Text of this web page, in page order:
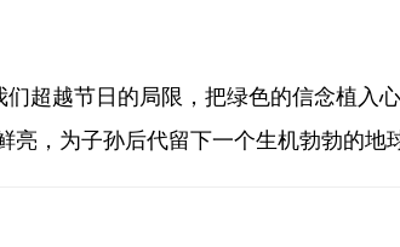
越节日的局限，把绿色的信念植入
，为子孙后代留下一个生机勃勃的地